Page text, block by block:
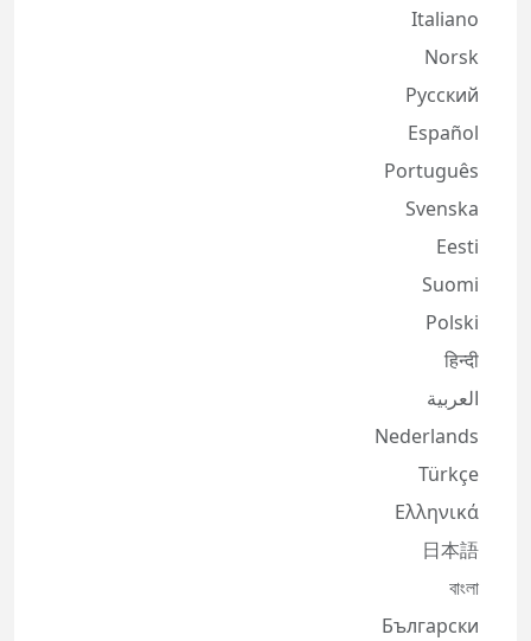
Italiano
Norsk
Русский
Español
Português
Svenska
Eesti
Suomi
Polski
हिन्दी
العربية
Nederlands
Türkçe
Ελληνικά
日本語
বাংলা
Български